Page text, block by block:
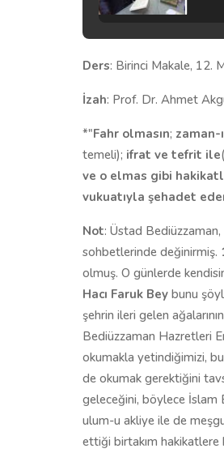
Ders: Birinci Makale, 12.
İzah: Prof. Dr. Ahmet
*"Fahr olmasın; zaman-
temeli); ifrat ve tefrit ile
ve o elmas gibi
vukuatıyla şehadet
Not: Üstad
sohbetlerinde değinirmiş.
olmuş. O günlerde
Hacı Faruk Bey bunu
şehrin ileri gelen
Bediüzzaman Hazretleri
okumakla yetindiğimizi,
de okumak gerektiğini
geleceğini, böylece İslam
ulum-u akliye ile de
ettiği birtakım hakikatlere